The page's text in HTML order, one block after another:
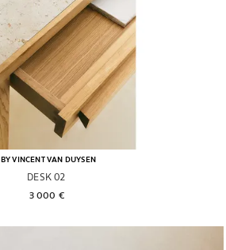
BY VINCENT VAN DUYSEN
DESK 02
3 000 €